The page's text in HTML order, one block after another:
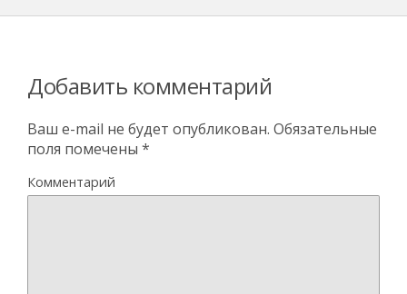
Добавить комментарий
Ваш e-mail не будет опубликован. Обязательные
поля помечены *
Комментарий